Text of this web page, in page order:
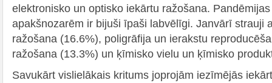
elektronisko un optisko iekārtu ražošana.
apakšnozarēm ir bijuši īpaši labvēlīgi. Janvārī strauji
ražošana (16.6%), poligrāfija un ierakstu
ražošana (13.3%) un ķīmisko vielu un ķīmisko
Savukārt vislielākais kritums joprojām iezīmējās